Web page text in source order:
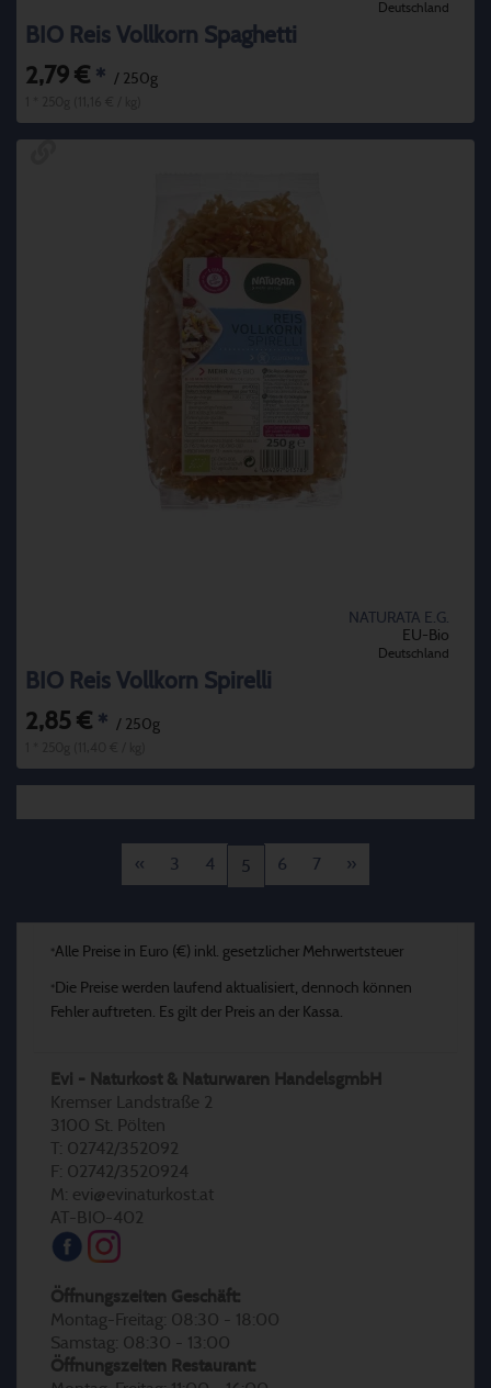
Deutschland
BIO Reis Vollkorn Spaghetti
2,79 € * / 250g
NATURATA E.G.
EU-Bio
Deutschland
BIO Reis Vollkorn Spirelli
2,85 € * / 250g
« 3 4 5 6 7 »
*Alle Preise in Euro (€) inkl. gesetzlicher Mehrwertsteuer
* Die Preise werden laufend aktualisiert, dennoch können
Fehler auftreten. Es gilt der Preis an der Kassa.
Evi - Naturkost & Naturwaren HandelsgmbH
Kremser Landstraße 2
3100 St. Pölten
T: 02742/352092
F: 02742/3520924
M: evi@evinaturkost.at
AT-BIO-402
Öffnungszeiten Geschäft:
Montag-Freitag: 08:30 - 18:00
Samstag: 08:30 - 13:00
Öffnungszeiten Restaurant: